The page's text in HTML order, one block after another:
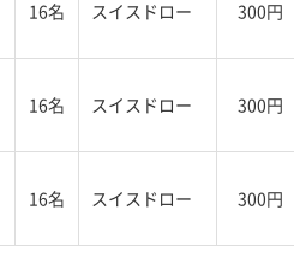
16名 スイスドロー 300円
16名 スイスドロー 300円
16名 スイスドロー 300円